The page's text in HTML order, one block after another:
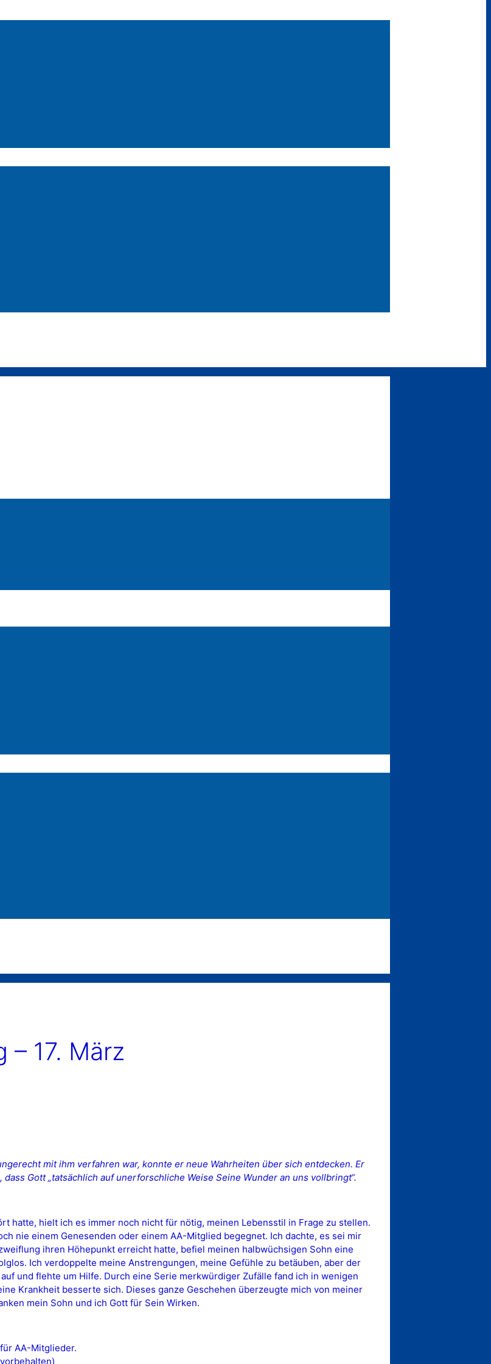
– 17. März
mit ihm verfahren war, konnte er neue Wahrheiten über sich entdecken. Er
Gott „tatsächlich auf unerforschliche Weise Seine Wunder an uns vollbringt“.
hatte, hielt ich es immer noch nicht für nötig, meinen Lebensstil in Frage zu stellen.
nie einem Genesenden oder einem AA-Mitglied begegnet. Ich dachte, es sei mir
ihren Höhepunkt erreicht hatte, befiel meinen halbwüchsigen Sohn eine
Ich verdoppelte meine Anstrengungen, meine Gefühle zu betäuben, aber der
und flehte um Hilfe. Durch eine Serie merkwürdiger Zufälle fand ich in wenigen
Krankheit besserte sich. Dieses ganze Geschehen überzeugte mich von meiner
mein Sohn und ich Gott für Sein Wirken.
AA-Mitglieder.